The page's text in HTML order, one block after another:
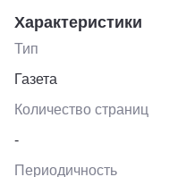
Характеристики
Тип
Газета
Количество страниц
-
Периодичность